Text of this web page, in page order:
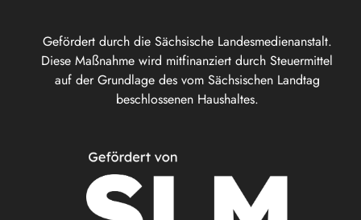
Gefördert durch die Sächsische Landesmedienanstalt.
Diese Maßnahme wird mitfinanziert durch Steuermittel
auf der Grundlage des vom Sächsischen Landtag
beschlossenen Haushaltes.